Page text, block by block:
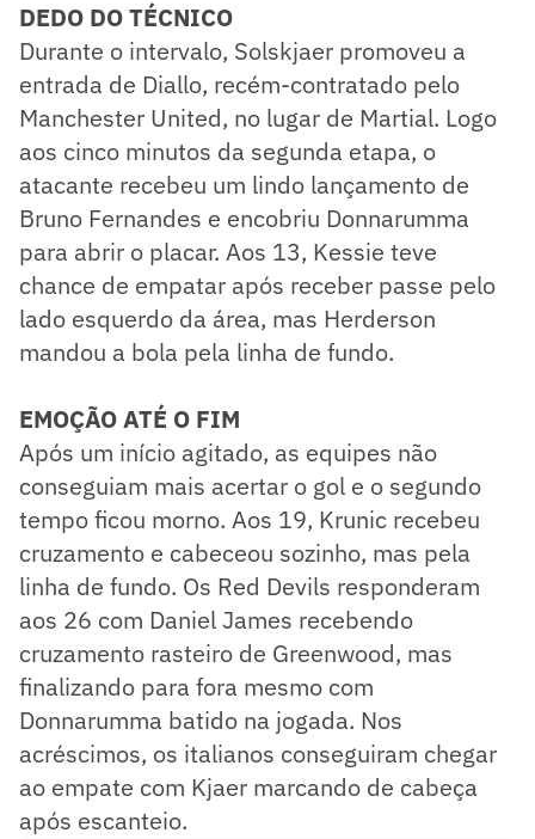
DEDO DO TÉCNICO
Durante o intervalo, Solskjaer promoveu a
entrada de Diallo, recém-contratado pelo
Manchester United, no lugar de Martial. Logo
aos cinco minutos da segunda etapa, o
atacante recebeu um lindo lançamento de
Bruno Fernandes e encobriu Donnarumma
para abrir o placar. Aos 13, Kessie teve
chance de empatar após receber passe pelo
lado esquerdo da área, mas Herderson
mandou a bola pela linha de fundo.
EMOÇÃO ATÉ O FIM
Após um início agitado, as equipes não
conseguiam mais acertar o gol e o segundo
tempo ficou morno. Aos 19, Krunic recebeu
cruzamento e cabeceou sozinho, mas pela
linha de fundo. Os Red Devils responderam
aos 26 com Daniel James recebendo
cruzamento rasteiro de Greenwood, mas
finalizando para fora mesmo com
Donnarumma batido na jogada. Nos
acréscimos, os italianos conseguiram chegar
ao empate com Kjaer marcando de cabeça
após escanteio.